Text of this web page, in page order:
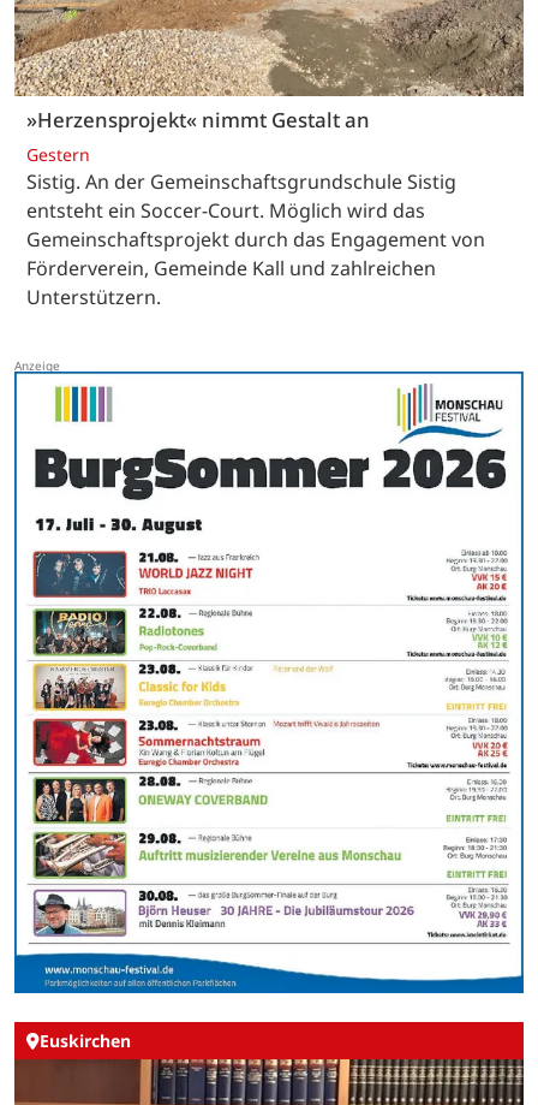
»Herzensprojekt« nimmt Gestalt an
Gestern
Sistig. An der Gemeinschaftsgrundschule Sistig
entsteht ein Soccer-Court. Möglich wird das
Gemeinschaftsprojekt durch das Engagement von
Förderverein, Gemeinde Kall und zahlreichen
Unterstützern.
Euskirchen